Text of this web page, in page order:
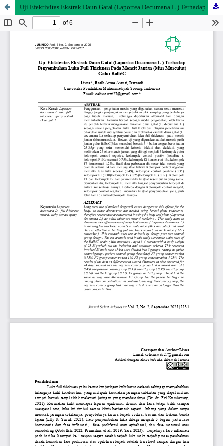
Uji Efektivitas Ekstrak Daun Gatal (Laportea Decumana L.) Terhadap Penyembuhan Luka Full Thickness Pada Mencit Jantan (Mus Musculus) Galur Balb/C